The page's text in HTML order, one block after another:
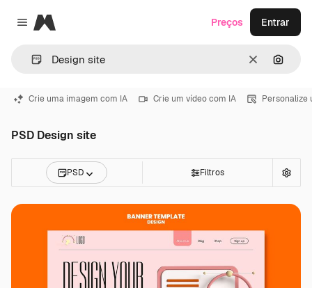
Close menu
Magnific
Limpar
Preços Entrar
Crie uma imagem com IA Crie um vídeo com IA Personalize
PSD Design site
PSD Filtros